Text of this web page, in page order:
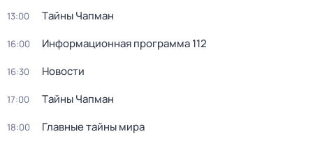
13:00 Тaйны Чапман
16:00 Информационная программа 112
16:30 Новости
17:00 Тaйны Чапман
18:00 Главные тайны мира